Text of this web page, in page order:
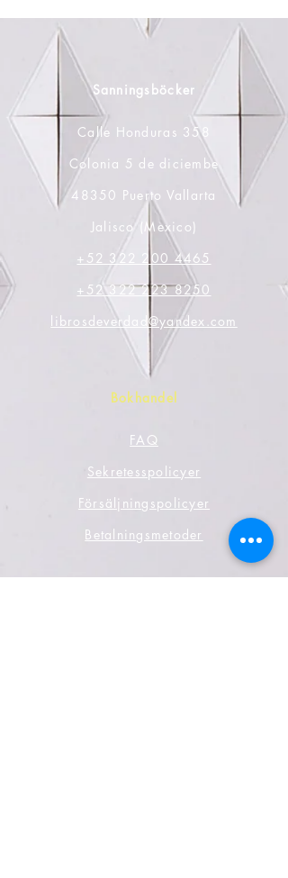
Sanningsböcker
Calle Honduras 358
Colonia 5 de diciembe
48350 Puerto Vallarta
Jalisco (Mexico)
+52 322 200 4465
+52 322 223 8250
librosdeverdad@yandex.com
Bokhandel
FAQ
Sekretesspolicyer
Försäljningspolicyer
Betalningsmetoder